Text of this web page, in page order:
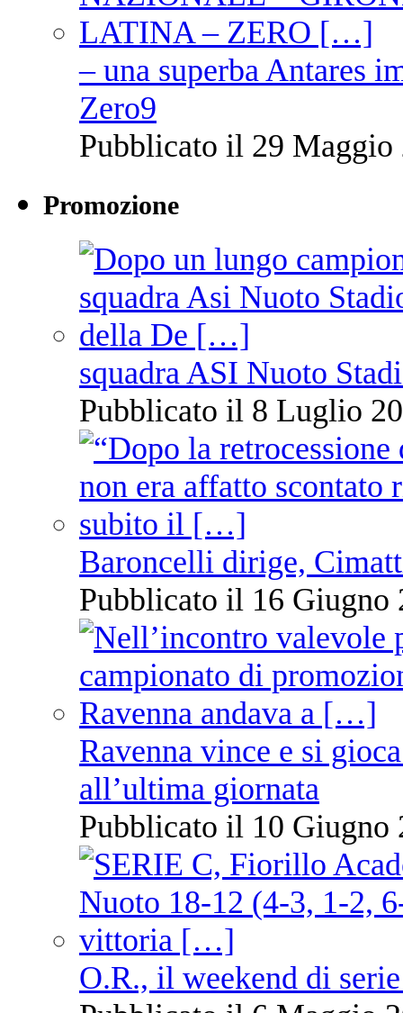
– una superba Antares
Zero9
Pubblicato il 29 Maggio
Promozione
squadra ASI Nuoto
Pubblicato il 8 Luglio
Baroncelli dirige,
Pubblicato il 16 Giugno
Ravenna vince e si
all’ultima giornata
Pubblicato il 10 Giugno
O.R., il weekend di